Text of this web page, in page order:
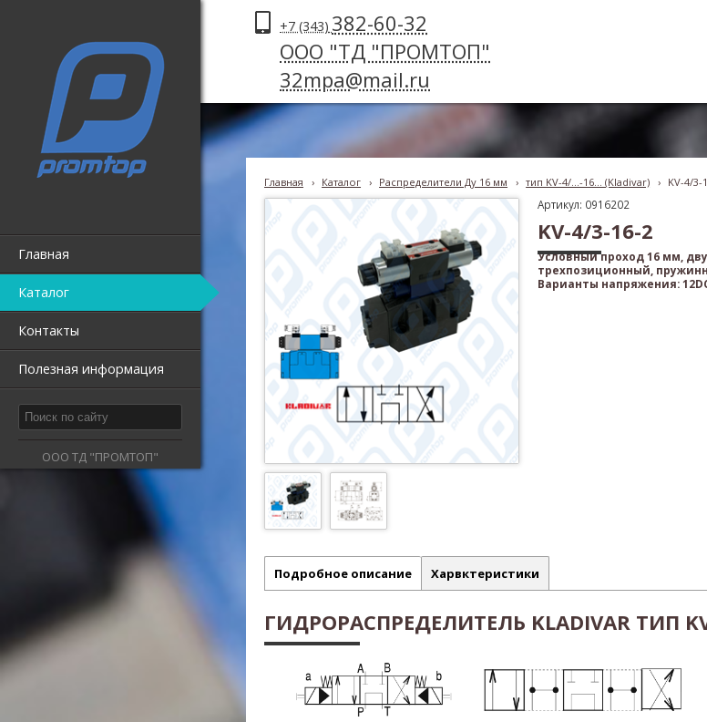
Главная
Каталог
Контакты
Полезная информация
ООО ТД "ПРОМТОП"
+7 (343) 382-60-32
ООО "ТД "ПРОМТОП"
32mpa@mail.ru
Главная › Каталог › Распределители Ду 16 мм › тип KV-4/...-16... (Kladivar) › KV-4/3-
Артикул: 0916202
KV-4/3-16-2
Условный проход 16 мм,
трехпозиционный,
Варианты напряжения: 12DC,
Подробное описание Харвктеристики
ГИДРОРАСПРЕДЕЛИТЕЛЬ KLADIVAR ТИП